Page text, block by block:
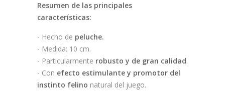
Resumen de las principales
características:
- Hecho de peluche.
- Medida: 10 cm.
- Particularmente robusto y de gran calidad.
- Con efecto estimulante y promotor del
instinto felino natural del juego.